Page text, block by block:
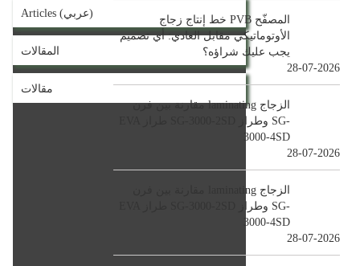
Articles (عربي)
المقالات
مقالات
خط إنتاج زجاج PVB المصفّح
الأوتوماتيكي مقابل العادي: أي تصميم
يجب عليك شراؤه؟
28-07-2026
مقارنة بين فرن laminating الزجاج
3000-4SD
28-07-2026
3000-4SD
28-07-2026